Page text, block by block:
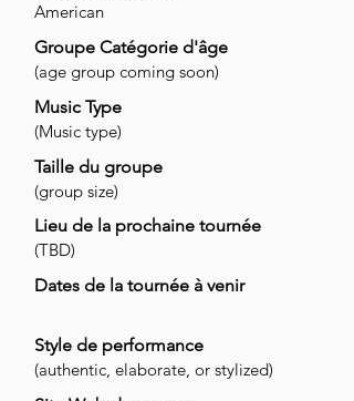
American
Groupe Catégorie d'âge
(age group coming soon)
Music Type
(Music type)
Taille du groupe
(group size)
Lieu de la prochaine tournée
(TBD)
Dates de la tournée à venir
Style de performance
(authentic, elaborate, or stylized)